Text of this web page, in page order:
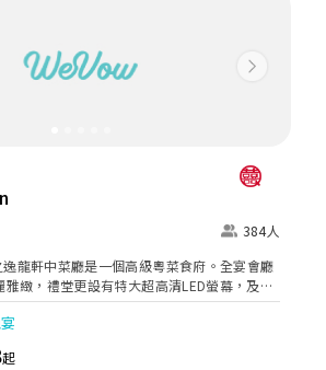
Next
384人
龍軒中菜廳是一個高級粵菜食府。全宴會廳
緻，禮堂更設有特大超高清LED螢幕，及先
，設宴盡顯不凡氣派。 逸龍軒擁有專業婚宴
婚宴服務，所有酒席菜餚均由名廚主理，務
婚宴回憶。
起